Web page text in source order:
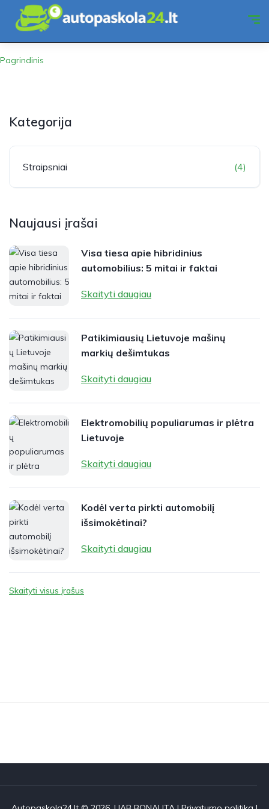
Pagrindinis
Kategorija
Straipsniai (4)
Naujausi įrašai
Visa tiesa apie hibridinius
automobilius: 5 mitai ir faktai
Skaityti daugiau
Patikimiausių Lietuvoje mašinų
markių dešimtukas
Skaityti daugiau
Elektromobilių populiarumas ir plėtra
Lietuvoje
Skaityti daugiau
Kodėl verta pirkti automobilį
išsimokėtinai?
Skaityti daugiau
Skaityti visus įrašus